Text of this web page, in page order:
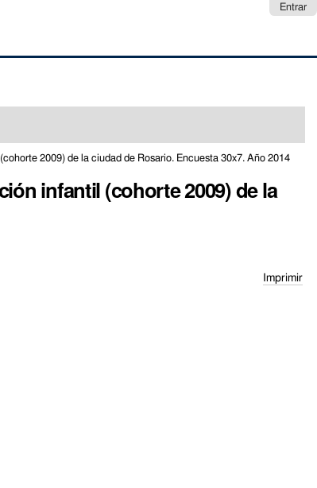
Entrar
2009) de la ciudad de Rosario. Encuesta 30x7. Año 2014
infantil (cohorte 2009) de la
Imprimir